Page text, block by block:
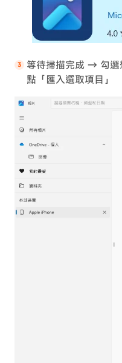
等待掃描完成 → 勾
點「匯入選取項目」